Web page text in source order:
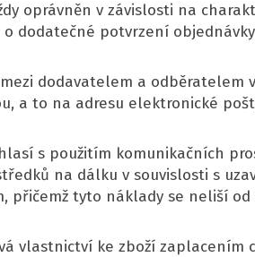
oprávněn v závislosti na
dodatečné potvrzení
mezi dodavatelem a
a to na adresu elektronické
s použitím komunikačních
na dálku v souvislosti s
přičemž tyto náklady se neliší od
vlastnictví ke zboží zaplacením